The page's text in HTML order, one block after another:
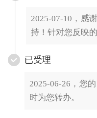
2025-07-10，感
持！针对您反映
已受理
2025-06-26，您
时为您转办。